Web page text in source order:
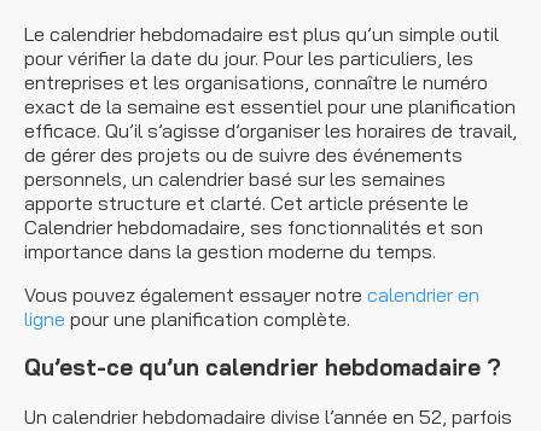
Le calendrier hebdomadaire est plus qu’un simple outil
pour vérifier la date du jour. Pour les particuliers, les
entreprises et les organisations, connaître le numéro
exact de la semaine est essentiel pour une planification
efficace. Qu’il s’agisse d’organiser les horaires de travail,
de gérer des projets ou de suivre des événements
personnels, un calendrier basé sur les semaines
apporte structure et clarté. Cet article présente le
Calendrier hebdomadaire, ses fonctionnalités et son
importance dans la gestion moderne du temps.
Vous pouvez également essayer notre calendrier en
ligne pour une planification complète.
Qu’est-ce qu’un calendrier hebdomadaire ?
Un calendrier hebdomadaire divise l’année en 52, parfois